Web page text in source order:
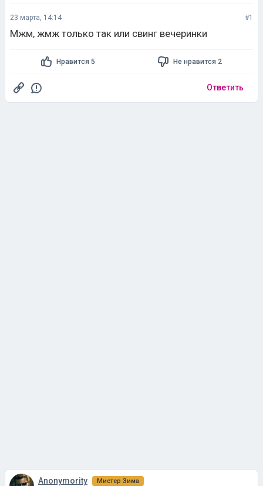
23 марта, 14:14 #1
Мжм, жмж только так или свинг вечеринки
Нравится 5 Не нравится 2
Ответить
Anonymority Мистер Зима